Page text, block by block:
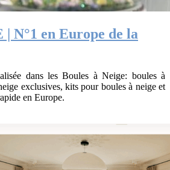
N°1 en Europe de la
dans les Boules à Neige: boules à
exclusives, kits pour boules à neige et
en Europe.